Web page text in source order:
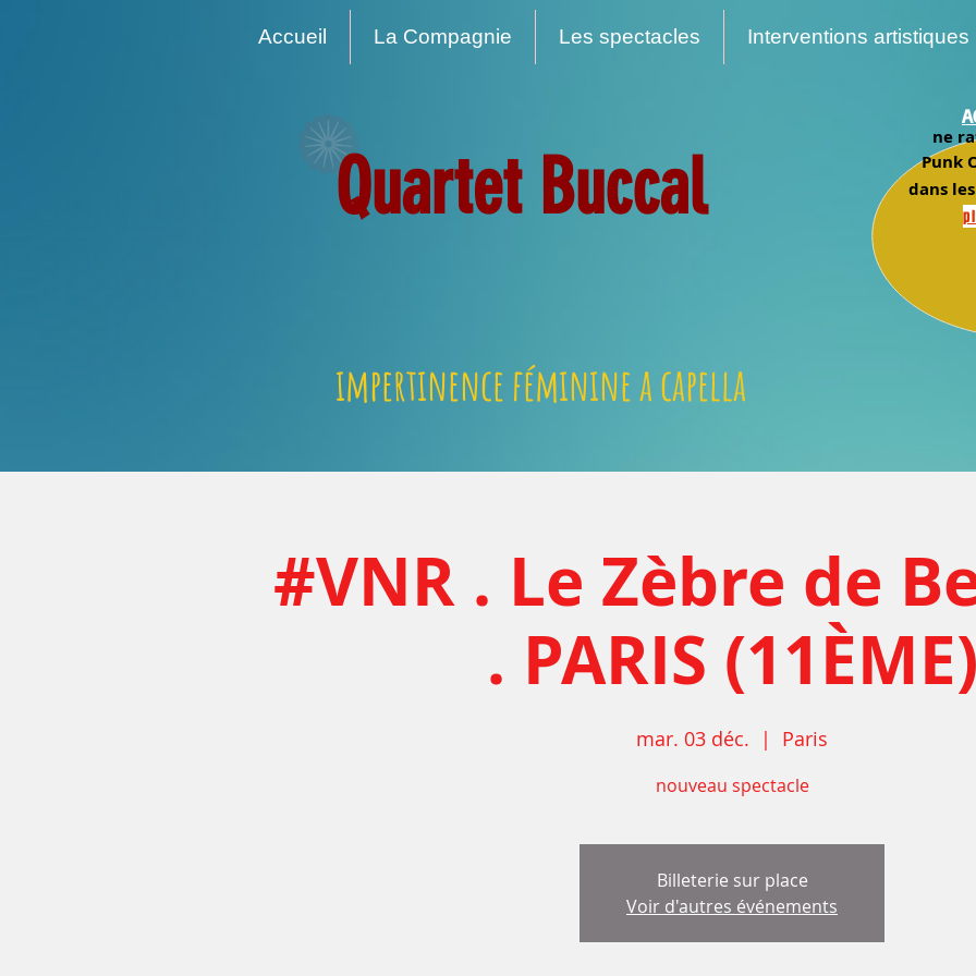
Accueil La Compagnie Les spectacles Interventions artistiques
Quartet Buccal
ne
Punk
dans
impertinence féminine a capella
#VNR . Le Zèbre de
. PARIS (11ÈME)
mar. 03 déc.
  |
Paris
nouveau spectacle
Billeterie sur place
Voir d'autres événements